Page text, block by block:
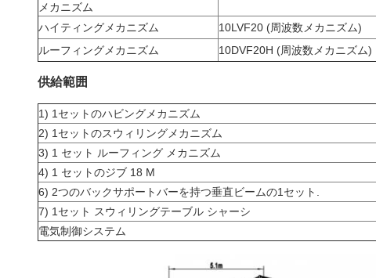
メカニズム
ハイティングメカニズム
10LVF20 (周波数メカニズム)
ルーフィングメカニズム
10DVF20H (周波数メカニズム)
供給範囲
1) 1セットのハビングメカニズム
2) 1セットのスウィリングメカニズム
3) 1 セット ルーフィング メカニズム
4) 1 セットのジブ 18 M
6) 2つのバックサポートバーを持つ垂直ビームの1セット.
7) 1セット スウィリングテーブル シャーシ
電気制御システム